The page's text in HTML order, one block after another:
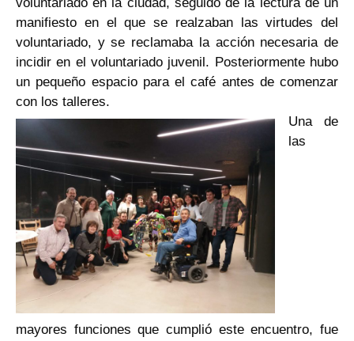
manifiesto en el que se realzaban las virtudes del
voluntariado, y se reclamaba la acción necesaria de
incidir en el voluntariado juvenil. Posteriormente hubo
un pequeño espacio para el café antes de comenzar
con los talleres.
Una de
las
mayores funciones que cumplió este encuentro, fue